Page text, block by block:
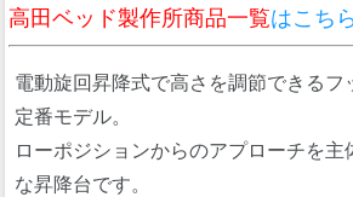
高田ベッド製作所商品一覧はこちら
電動旋回昇降式で高さを調節できる
定番モデル。
ローポジションからのアプローチを
な昇降台です。